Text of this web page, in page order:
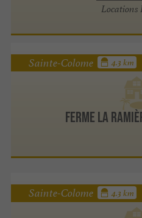
Locations
Ferme la
Sainte-Colome 4.3 km
Sainte-Colome 4.3 km